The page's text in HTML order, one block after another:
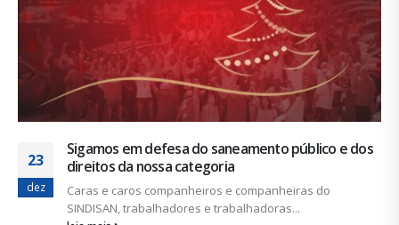
30
Precisaremos de mais lanternas de Diógenes
Conta a história grega que o filósofo Diógenes de Sínope
andava...